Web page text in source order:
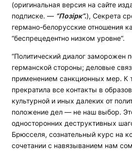
(оригинальная версия на сайте
подписке. — “Позірк“.), Секрета
германо-белорусские отношения
“беспрецедентно низком уровне“.
“Политический диалог заморожен
германской стороны; деловые
применением санкционных мер. К
прекратила все контакты в
культурной и иных далеких от
положение дел — не наш выбор.
односторонних деструктивных
Брюсселя, сознательный курс на
сочетании с навязыванием нам